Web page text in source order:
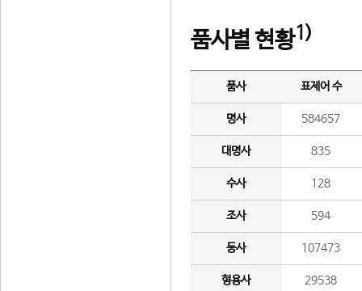
품사별 현황1)
품사 표제어 수
명사 584657
대명사 835
수사 128
조사 594
동사 107473
형용사 29538